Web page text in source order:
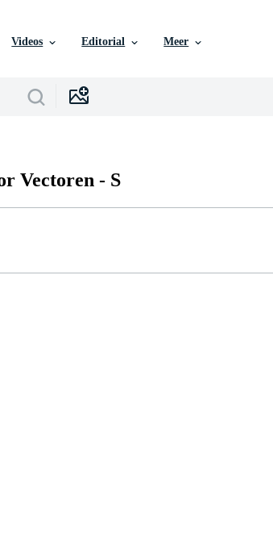
Videos Editorial Meer
Vectoren - S